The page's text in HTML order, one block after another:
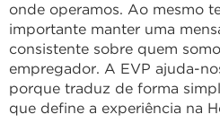
onde operamos. Ao mesmo
importante manter uma
consistente sobre quem
empregador. A EVP ajuda-
porque traduz de forma
que define a experiência na